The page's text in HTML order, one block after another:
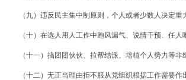
（九）违反民主集中制原则，个人或者少数人决定
（十）在选人用人工作中跑风漏气、说情干预、任
（十一）搞团团伙伙、拉帮结派、培植个人势力等
（十二）无正当理由拒不服从党组织根据工作需要